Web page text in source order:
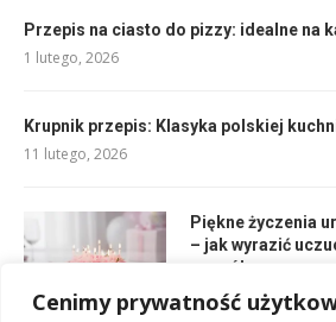
Cenimy prywatność
Przepis na ciasto do pizzy: idealne na
1 lutego, 2026
Krupnik przepis: Klasyka polskiej
11 lutego, 2026
Piękne życzenia
– jak wyrazić
sposób
1 maja, 2026